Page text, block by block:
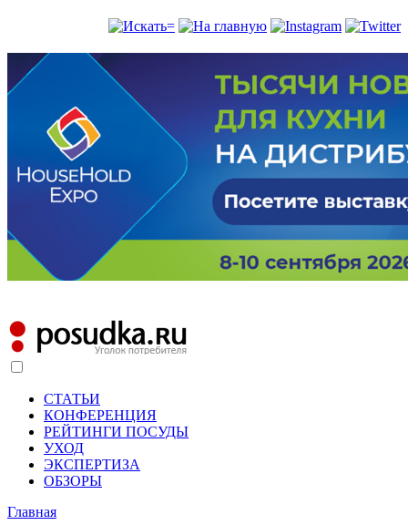
СТАТЬИ
КОНФЕРЕНЦИЯ
РЕЙТИНГИ ПОСУДЫ
УХОД
ЭКСПЕРТИЗА
ОБЗОРЫ
Главная